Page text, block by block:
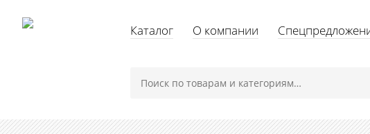
Каталог О компании